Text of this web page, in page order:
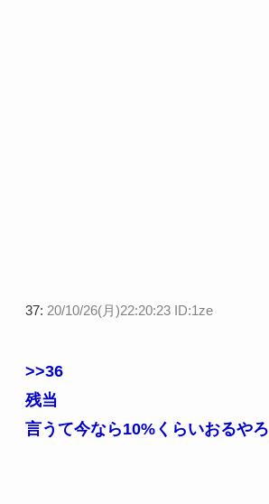
37: 20/10/26(月)22:20:23 ID:1ze
>>36
残当
言うて今なら10%くらいおるやろ